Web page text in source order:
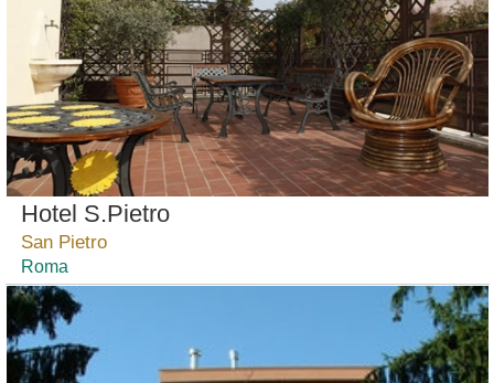
Hotel S.Pietro
San Pietro
Roma